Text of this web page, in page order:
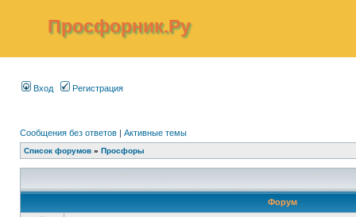
Просфорник.Ру
Вход Регистрация
Сообщения без ответов | Активные темы
Список форумов » Просфоры
Форум